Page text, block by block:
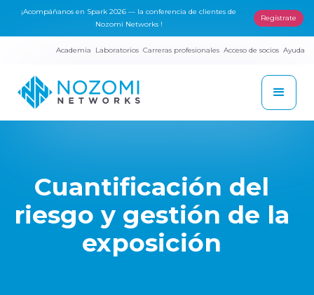
¡Acompáñanos en Spark 2026 — la conferencia de clientes de
Nozomi Networks !
Regístrate
Academia Laboratorios Carreras profesionales Acceso de socios Ayuda
Cuantificación del
riesgo y gestión de la
exposición